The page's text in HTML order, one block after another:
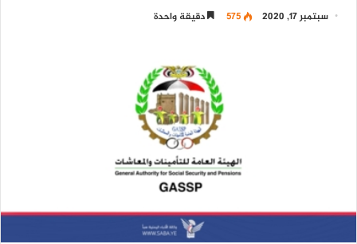
سبتمبر 17, 2020 575 دقيقة واحدة